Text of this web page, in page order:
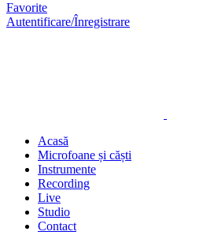
Favorite
Autentificare/Înregistrare
Acasă
Microfoane și căști
Instrumente
Recording
Live
Studio
Contact